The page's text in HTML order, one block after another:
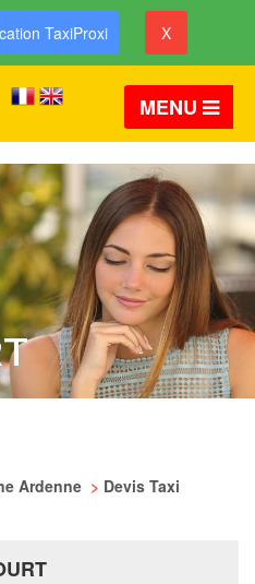
TaxiProxi X
MENU
Ardenne > Devis Taxi